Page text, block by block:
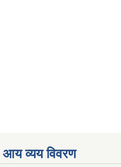
आय व्यय विवरण